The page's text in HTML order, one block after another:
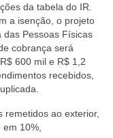
da tabela do IR.
a isenção, o projeto
das Pessoas Físicas
cobrança será
600 mil e R$ 1,2
recebidos,
remetidos ao exterior,
10%,